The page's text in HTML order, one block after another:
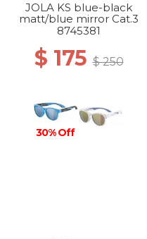
JOLA KS blue-black
matt/blue mirror Cat.3
8745381
$ 175$ 250
30% Off